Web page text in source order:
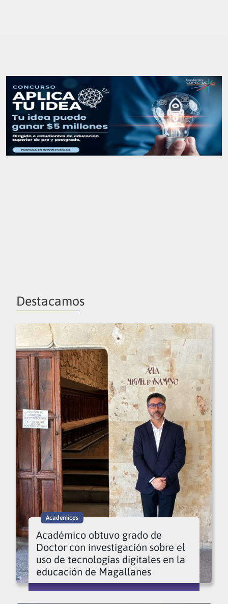
Destacamos
Academicos
Académico obtuvo grado de
Doctor con investigación sobre el
uso de tecnologías digitales en la
educación de Magallanes